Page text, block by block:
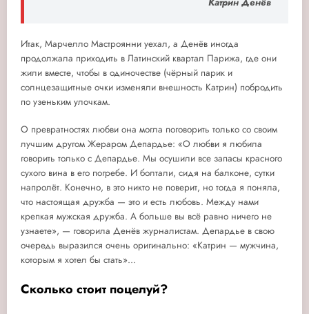
Итак, Марчелло Мастроянни уехал, а Денёв иногда
продолжала приходить в Латинский квартал Парижа, где они
жили вместе, чтобы в одиночестве (чёрный парик и
солнцезащитные очки изменяли внешность Катрин) побродить
по узеньким улочкам.
О превратностях любви она могла поговорить только со своим
лучшим другом Жераром Депардье: «О любви я любила
говорить только с Депардье. Мы осушили все запасы красного
сухого вина в его погребе. И болтали, сидя на балконе, сутки
напролёт. Конечно, в это никто не поверит, но тогда я поняла,
что настоящая дружба — это и есть любовь. Между нами
крепкая мужская дружба. А больше вы всё равно ничего не
узнаете», — говорила Денёв журналистам. Депардье в свою
очередь выразился очень оригинально: «Катрин — мужчина,
которым я хотел бы стать»...
Сколько стоит поцелуй?